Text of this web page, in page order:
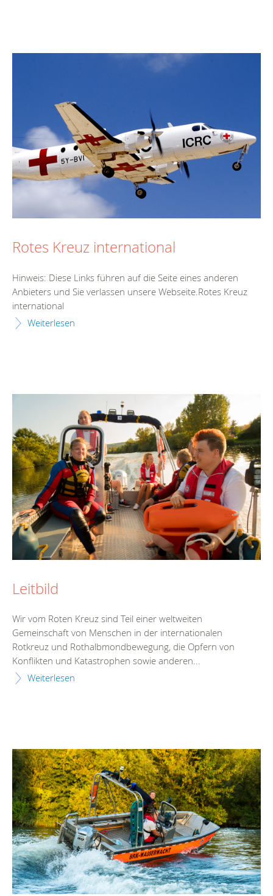
Rotes Kreuz international
Hinweis: Diese Links führen auf die Seite eines anderen
Anbieters und Sie verlassen unsere Webseite.Rotes Kreuz
international
Weiterlesen
Leitbild
Wir vom Roten Kreuz sind Teil einer weltweiten
Gemeinschaft von Menschen in der internationalen
Rotkreuz und Rothalbmondbewegung, die Opfern von
Konflikten und Katastrophen sowie anderen...
Weiterlesen